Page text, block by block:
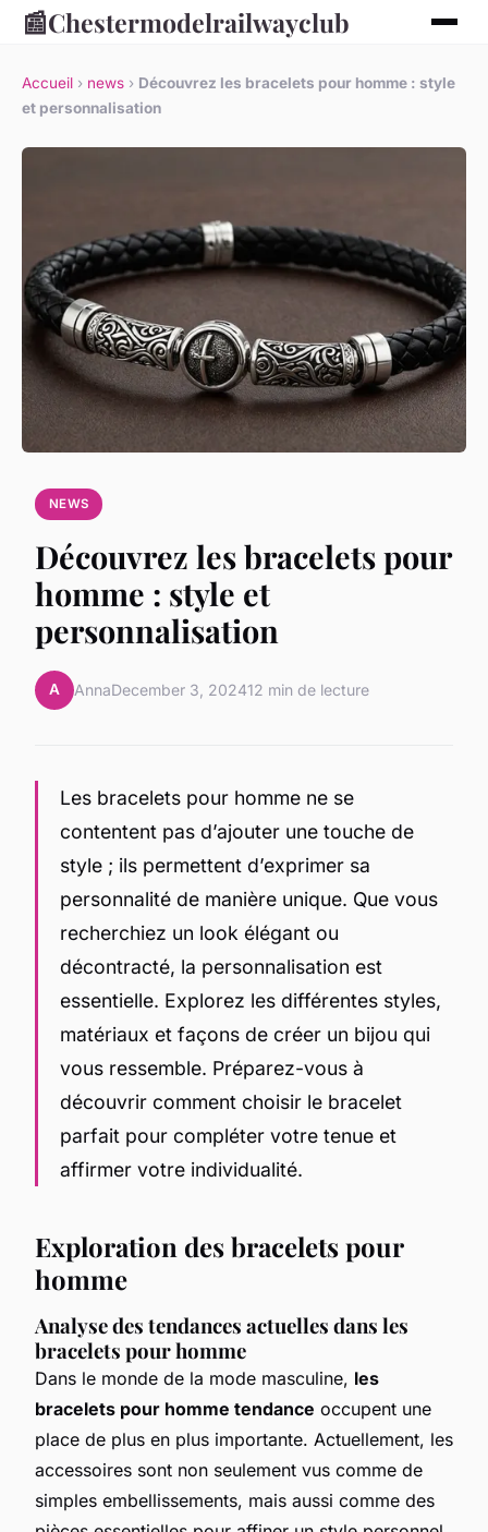
📰Chestermodelrailwayclub
Accueil › news › Découvrez les bracelets pour homme : style
et personnalisation
NEWS
Découvrez les bracelets pour
homme : style et
personnalisation
A AnnaDecember 3, 202412 min de lecture
Les bracelets pour homme ne se
contentent pas d’ajouter une touche de
style ; ils permettent d’exprimer sa
personnalité de manière unique. Que vous
recherchiez un look élégant ou
décontracté, la personnalisation est
essentielle. Explorez les différentes styles,
matériaux et façons de créer un bijou qui
vous ressemble. Préparez-vous à
découvrir comment choisir le bracelet
parfait pour compléter votre tenue et
affirmer votre individualité.
Exploration des bracelets pour
homme
Analyse des tendances actuelles dans les
bracelets pour homme
Dans le monde de la mode masculine, les
bracelets pour homme tendance occupent une
place de plus en plus importante. Actuellement, les
accessoires sont non seulement vus comme de
simples embellissements, mais aussi comme des